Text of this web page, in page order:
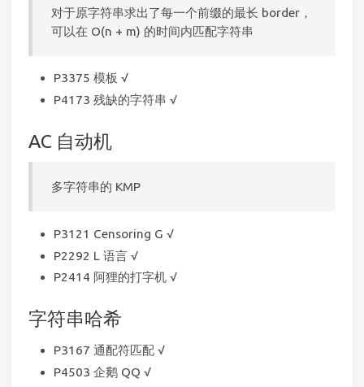
对于原字符串求出了每一个前缀的最长 border，
可以在 O(n + m) 的时间内匹配字符串
P3375 模板 √
P4173 残缺的字符串 √
AC 自动机
多字符串的 KMP
P3121 Censoring G √
P2292 L 语言 √
P2414 阿狸的打字机 √
字符串哈希
P3167 通配符匹配 √
P4503 企鹅 QQ √